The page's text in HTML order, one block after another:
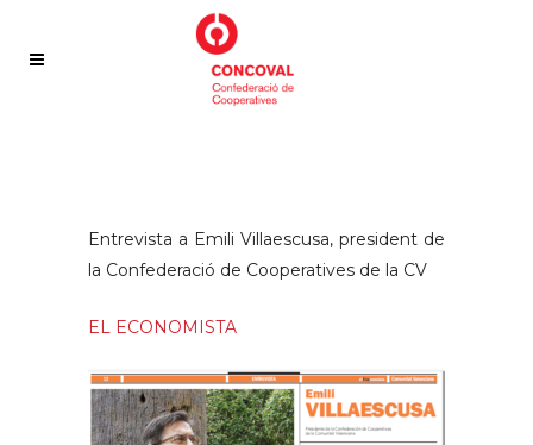
Entrevista a Emili Villaescusa, president de
la Confederació de Cooperatives de la CV
EL ECONOMISTA